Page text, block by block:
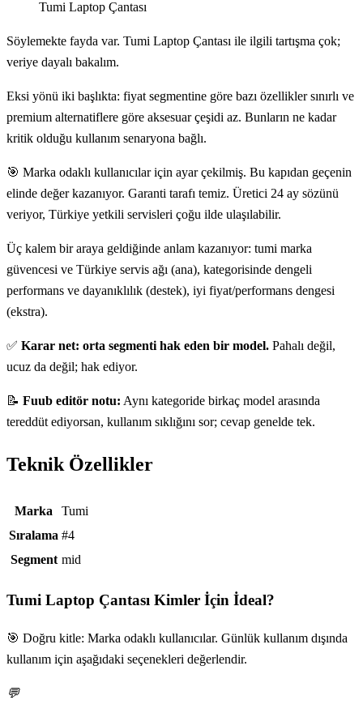
Tumi Laptop Çantası
Söylemekte fayda var. Tumi Laptop Çantası ile ilgili tartışma çok;
veriye dayalı bakalım.
Eksi yönü iki başlıkta: fiyat segmentine göre bazı özellikler sınırlı ve
premium alternatiflere göre aksesuar çeşidi az. Bunların ne kadar
kritik olduğu kullanım senaryona bağlı.
🎯 Marka odaklı kullanıcılar için ayar çekilmiş. Bu kapıdan geçenin
elinde değer kazanıyor. Garanti tarafı temiz. Üretici 24 ay sözünü
veriyor, Türkiye yetkili servisleri çoğu ilde ulaşılabilir.
Üç kalem bir araya geldiğinde anlam kazanıyor: tumi marka
güvencesi ve Türkiye servis ağı (ana), kategorisinde dengeli
performans ve dayanıklılık (destek), iyi fiyat/performans dengesi
(ekstra).
✅ Karar net: orta segmenti hak eden bir model. Pahalı değil,
ucuz da değil; hak ediyor.
📝 Fuub editör notu: Aynı kategoride birkaç model arasında
tereddüt ediyorsan, kullanım sıklığını sor; cevap genelde tek.
Teknik Özellikler
Teknik özellikler
Marka
Tumi
Sıralama #4
Segment mid
Tumi Laptop Çantası Kimler İçin İdeal?
🎯 Doğru kitle: Marka odaklı kullanıcılar. Günlük kullanım dışında
kullanım için aşağıdaki seçenekleri değerlendir.
💬